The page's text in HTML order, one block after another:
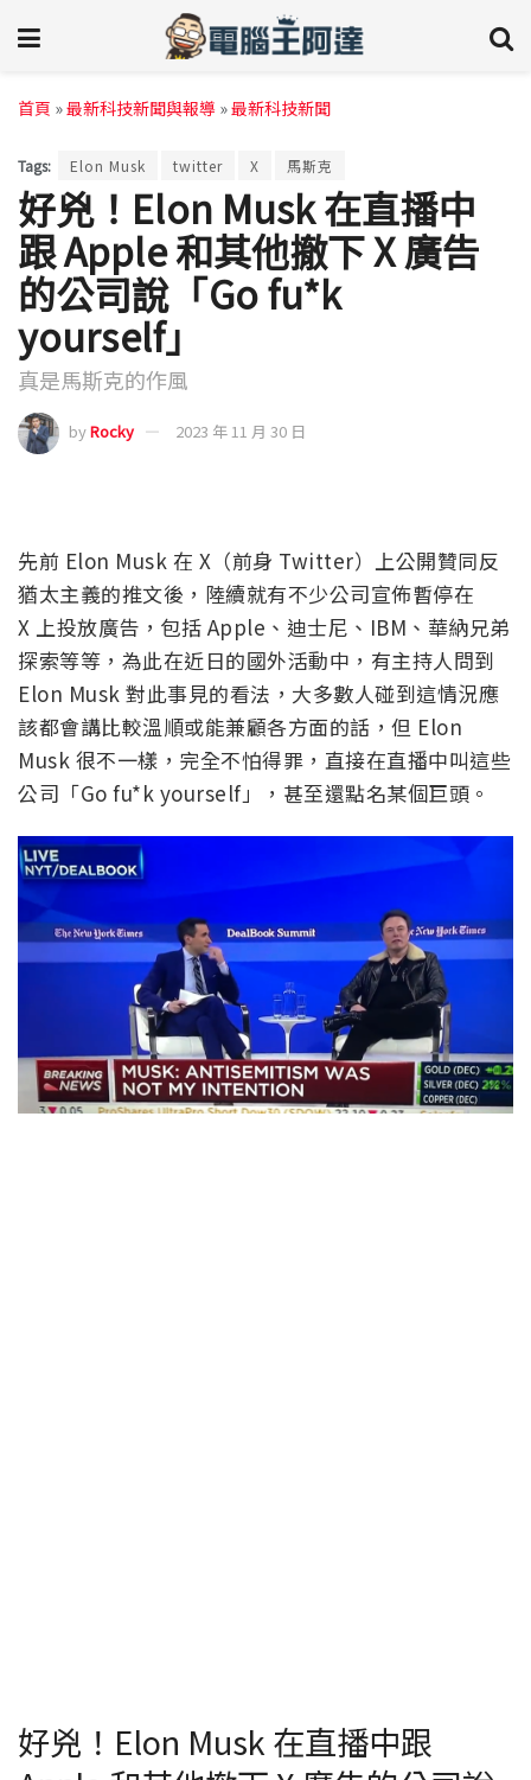
首頁 »最新科技新聞與報導 »最新科技新聞
Tags: Elon Musk twitter X 馬斯克
好兇！Elon Musk 在直播中
跟 Apple 和其他撤下 X 廣告
的公司說「Go fu*k
yourself」
真是馬斯克的作風
byRocky 2023 年 11 月 30 日
先前 Elon Musk 在 X（前身 Twitter）上公開贊同反
猶太主義的推文後，陸續就有不少公司宣佈暫停在
X 上投放廣告，包括 Apple、迪士尼、IBM、華納兄弟
探索等等，為此在近日的國外活動中，有主持人問到
Elon Musk 對此事見的看法，大多數人碰到這情況應
該都會講比較溫順或能兼顧各方面的話，但 Elon
Musk 很不一樣，完全不怕得罪，直接在直播中叫這些
公司「Go fu*k yourself」，甚至還點名某個巨頭。
好兇！Elon Musk 在直播中跟